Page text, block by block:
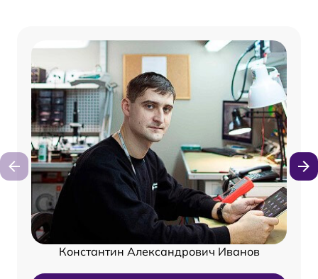
Константин Александрович Иванов